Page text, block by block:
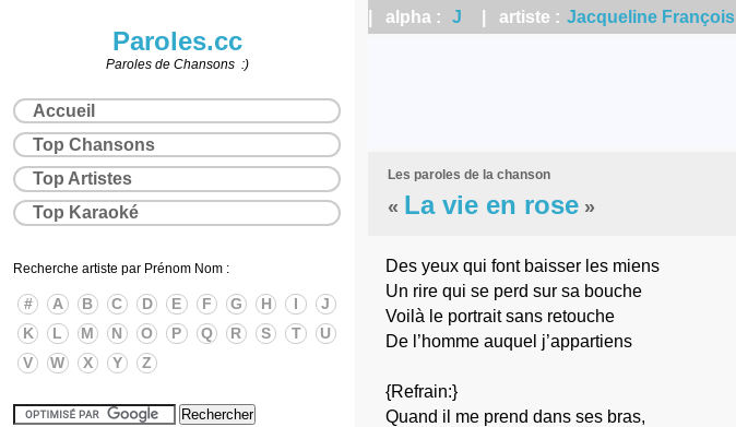
| alpha : J | artiste : Jacqueline François
Les paroles de la chanson
« La vie en rose »
Des yeux qui font baisser les miens
Un rire qui se perd sur sa bouche
Voilà le portrait sans retouche
De l’homme auquel j’appartiens
{Refrain:}
Quand il me prend dans ses bras,
Paroles.cc
Paroles de Chansons :)
Accueil
Top Chansons
Top Artistes
Top Karaoké
Recherche artiste par Prénom Nom :
# A B C D E F G H I
J
K
L M N O P Q R S T
U
V
W X Y Z